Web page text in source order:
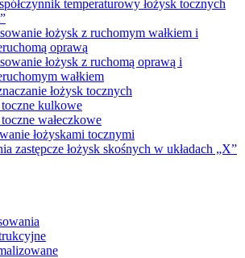
temperaturowy łożysk tocznych
łożysk z ruchomym wałkiem i
oprawą
łożysk z ruchomą oprawą i
wałkiem
łożysk tocznych
kulkowe
wałeczkowe
łożyskami tocznymi
zastępcze łożysk skośnych w układach „X”